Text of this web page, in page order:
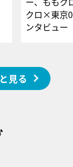
クロ×東京
ンタビュー
見る